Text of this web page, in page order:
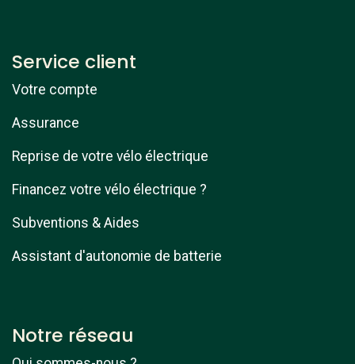
Service client
Votre compte
Assurance
Reprise de votre vélo électrique
Financez votre vélo électrique ?
Subventions & Aides
Assistant d'autonomie de batterie
Notre réseau